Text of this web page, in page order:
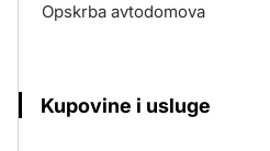
Opskrba avtodomova
Kupovine i usluge